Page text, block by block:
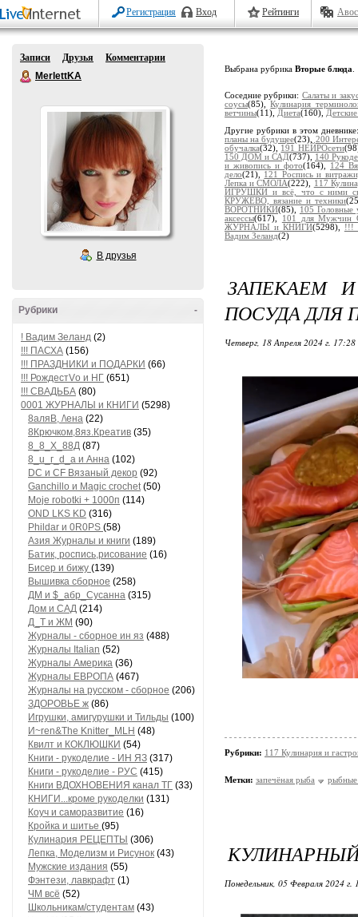
Регистрация Вход Рейтинги
Записи Друзья
Комментарии
MerlettKA
В друзья
-
Рубрики
! Вадим Зеланд (2)
!!! ПАСХА (156)
!!! ПРАЗДНИКИ и ПОДАРКИ (66)
!!! РождестVо и НГ (651)
!!! СВАДЬБА (80)
0001 ЖУРНАЛЫ и КНИГИ (5298)
8аляB, /\ена (22)
8Крючком,8яз.Креатив (35)
8_8_Х_88Д (87)
8_u_г_d_a и Анна (102)
DC и CF Вязаный декор (92)
Ganchillo и Magic crochet(50)
Moje robotki + 1000п (114)
OND LKS KD (316)
Phildar и 0R0PS (58)
Азия Журналы и книги (189)
Батик, роспись,рисование (16)
Бисер и бижу (139)
Вышивка сборное (258)
ДМ и $_абр_Сусанна (315)
Дом и САД (214)
Д_Т и ЖМ (90)
Журналы - сборное ин яз (488)
Журналы Italian (52)
Журналы Америка (36)
Журналы ЕВРОПА (467)
Журналы на русском - сборное (206)
ЗДОРОВЬЕ ж (86)
Игрушки, амигурушки и Тильды (100)
И~ren&The Knitter_MLH (48)
Квилт и КОКЛЮШКИ (54)
Книги - рукоделие - ИН ЯЗ (317)
Книги - рукоделие - РУС (415)
Книги ВДОХНОВЕНИЯ канал ТГ (33)
КНИГИ...кроме рукоделки (131)
Коуч и саморазвитие (16)
Кройка и шитье (95)
Кулинария РЕЦЕПТЫ (306)
Лепка, Моделизм и Рисунок (43)
Мужские издания (55)
Фэнтези, лавкрафт (1)
ЧМ всё (52)
Школьникам/студентам (43)
Выбрана рубрика Вторые блюда
Соседние рубрики: Салаты и
соусы(85),Кулинария
ветчины(11), Диета(160),
Другие рубрики в этом
планы на будущее(23), 200
обучалка(32), 191 НЕЙРОсети
150 ДОМ и САД(737), 140
и живопись и фото(164), 124
дело(21), 121 Роспись и
Лепка и СМОЛА(222),
117
ИГРУШКИ и всё, что с ними
КРУЖЕВО, вязание и техники
ВОРОТНИКИ(85),
105 Головные
аксессы(617),
101 для Мужчин
ЖУРНАЛЫ и КНИГИ(5298),
!!!
Вадим Зеланд(2)
ЗАПЕКАЕМ
ПОСУДА ДЛЯ
Четверг, 18 Апреля 2024 г. 17:28
Рубрики: 117 Кулинария и
Метки: запечёная рыба рыбные
Понедельник, 05 Февраля 2024